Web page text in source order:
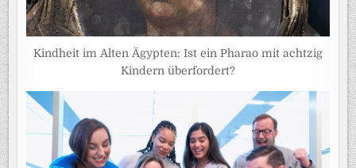
Kindheit im Alten Ägypten: Ist ein Pharao mit achtzig
Kindern überfordert?